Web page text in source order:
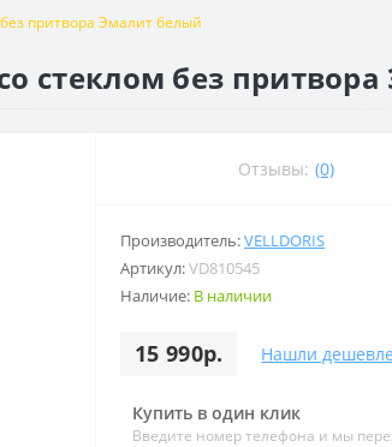
притвора Эмалит белый
стеклом без
Отзывы: (0)
Производитель:VELLDORIS
Артикул:VD810545
Наличие: В наличии
15 990р. Нашли
Купить в один клик
Введите номер телефона и мы